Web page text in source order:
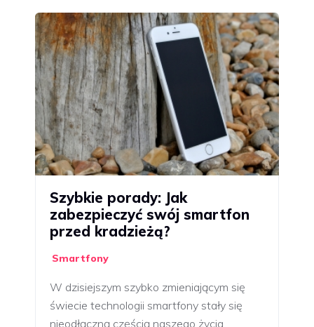
Szybkie porady: Jak
zabezpieczyć swój smartfon
przed kradzieżą?
Smartfony
W dzisiejszym szybko zmieniającym się
świecie technologii smartfony stały się
nieodłączną częścią naszego życia